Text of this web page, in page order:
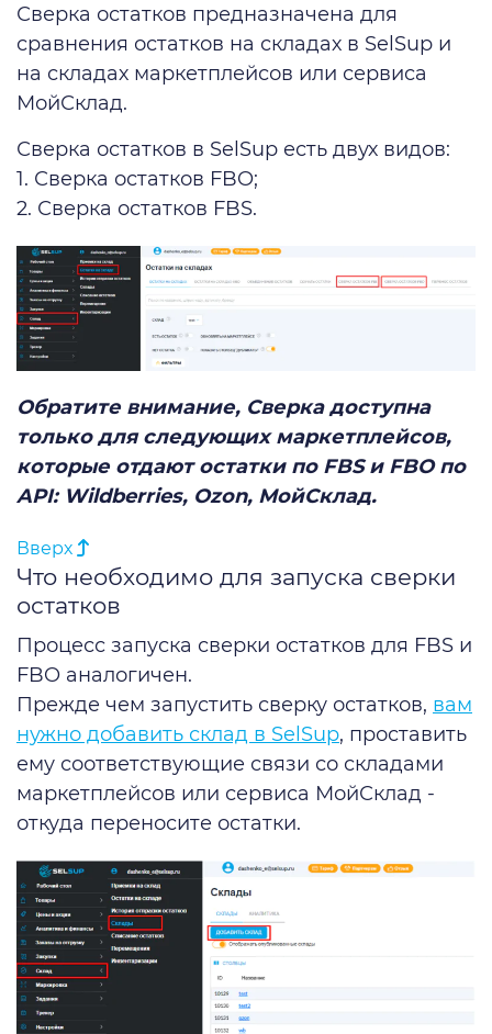
Сверка остатков предназначена для
сравнения остатков на складах в SelSup и
на складах маркетплейсов или сервиса
МойСклад.
Сверка остатков в SelSup есть двух видов:
1. Сверка остатков FBO;
2. Сверка остатков FBS.
Обратите внимание, Сверка доступна
только для следующих маркетплейсов,
которые отдают остатки по FBS и FBO по
API: Wildberries, Ozon, МойСклад.
Вверх
Что необходимо для запуска сверки
остатков
Процесс запуска сверки остатков для FBS и
FBO аналогичен.
Прежде чем запустить сверку остатков, вам
нужно добавить склад в SelSup, проставить
ему соответствующие связи со складами
маркетплейсов или сервиса МойСклад -
откуда переносите остатки.